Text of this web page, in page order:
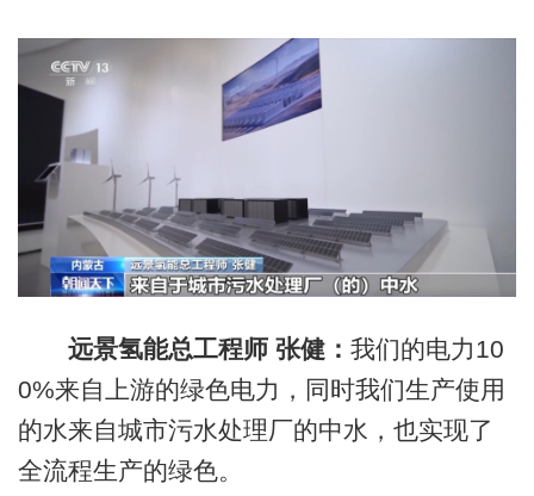
远景氢能总工程师 张健： 我们的电力10
0%来自上游的绿色电力，同时我们生产使用
的水来自城市污水处理厂的中水，也实现了
全流程生产的绿色。